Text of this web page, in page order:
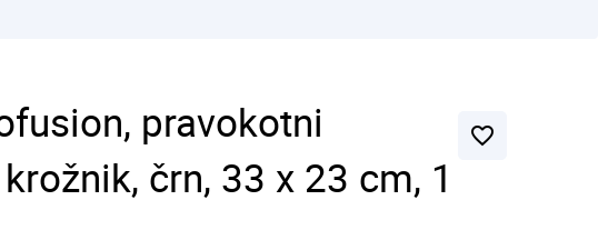
pravokotni
črn, 33 x 23 cm, 1
favorite_border